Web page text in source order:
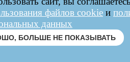
файлов cookie и
данных
БОЛЬШЕ НЕ ПОКАЗЫВАТЬ